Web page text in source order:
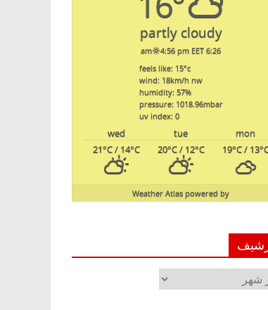
partly cloudy
6:26 am
4:56 pm EET
feels like: 15°c
wind: 18km/h nw
humidity: 57%
pressure: 1018.96mbar
uv index: 0
mon
tue
wed
19°C/ 13
20°C/ 12°C
21°C/ 14°C
powered by
Weather Atlas